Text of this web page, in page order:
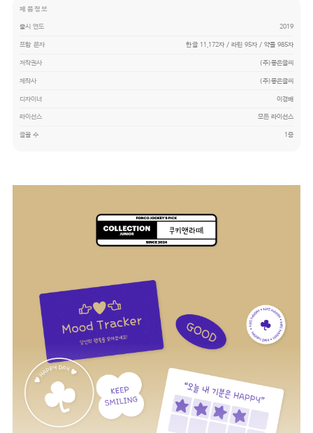
제품정보
출시 연도 2019
포함 문자 한글 11,172자 / 라틴 95자 / 약물 985자
저작권사 (주)좋은글씨
제작사 (주)좋은글씨
디자이너 이경배
라이선스 모든 라이선스
글꼴 수 1종